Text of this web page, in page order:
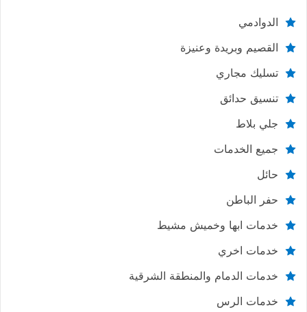
الدوادمي
القصيم وبريدة وعنيزة
تسليك مجاري
تنسيق حدائق
جلي بلاط
جميع الخدمات
حائل
حفر الباطن
خدمات ابها وخميش مشيط
خدمات اخري
خدمات الدمام والمنطقة الشرقية
خدمات الرس